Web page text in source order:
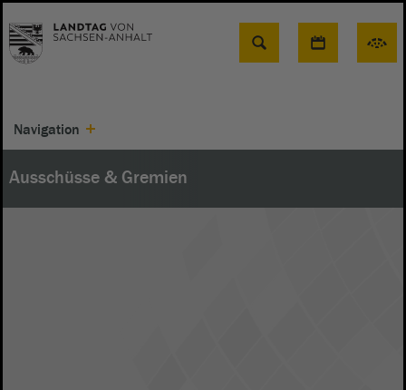
Suche
Navigation
Ausschüsse & Gremien